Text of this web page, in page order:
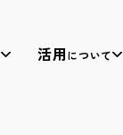
活用について